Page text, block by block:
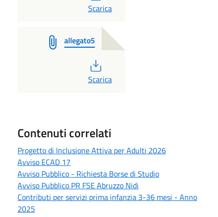
PDF
Scarica
allegato5
PDF
Scarica
Contenuti correlati
Progetto di Inclusione Attiva per Adulti 2026
Avviso ECAD 17
Avviso Pubblico - Richiesta Borse di Studio
Avviso Pubblico PR FSE Abruzzo Nidi
Contributi per servizi prima infanzia 3-36 mesi - Anno
2025